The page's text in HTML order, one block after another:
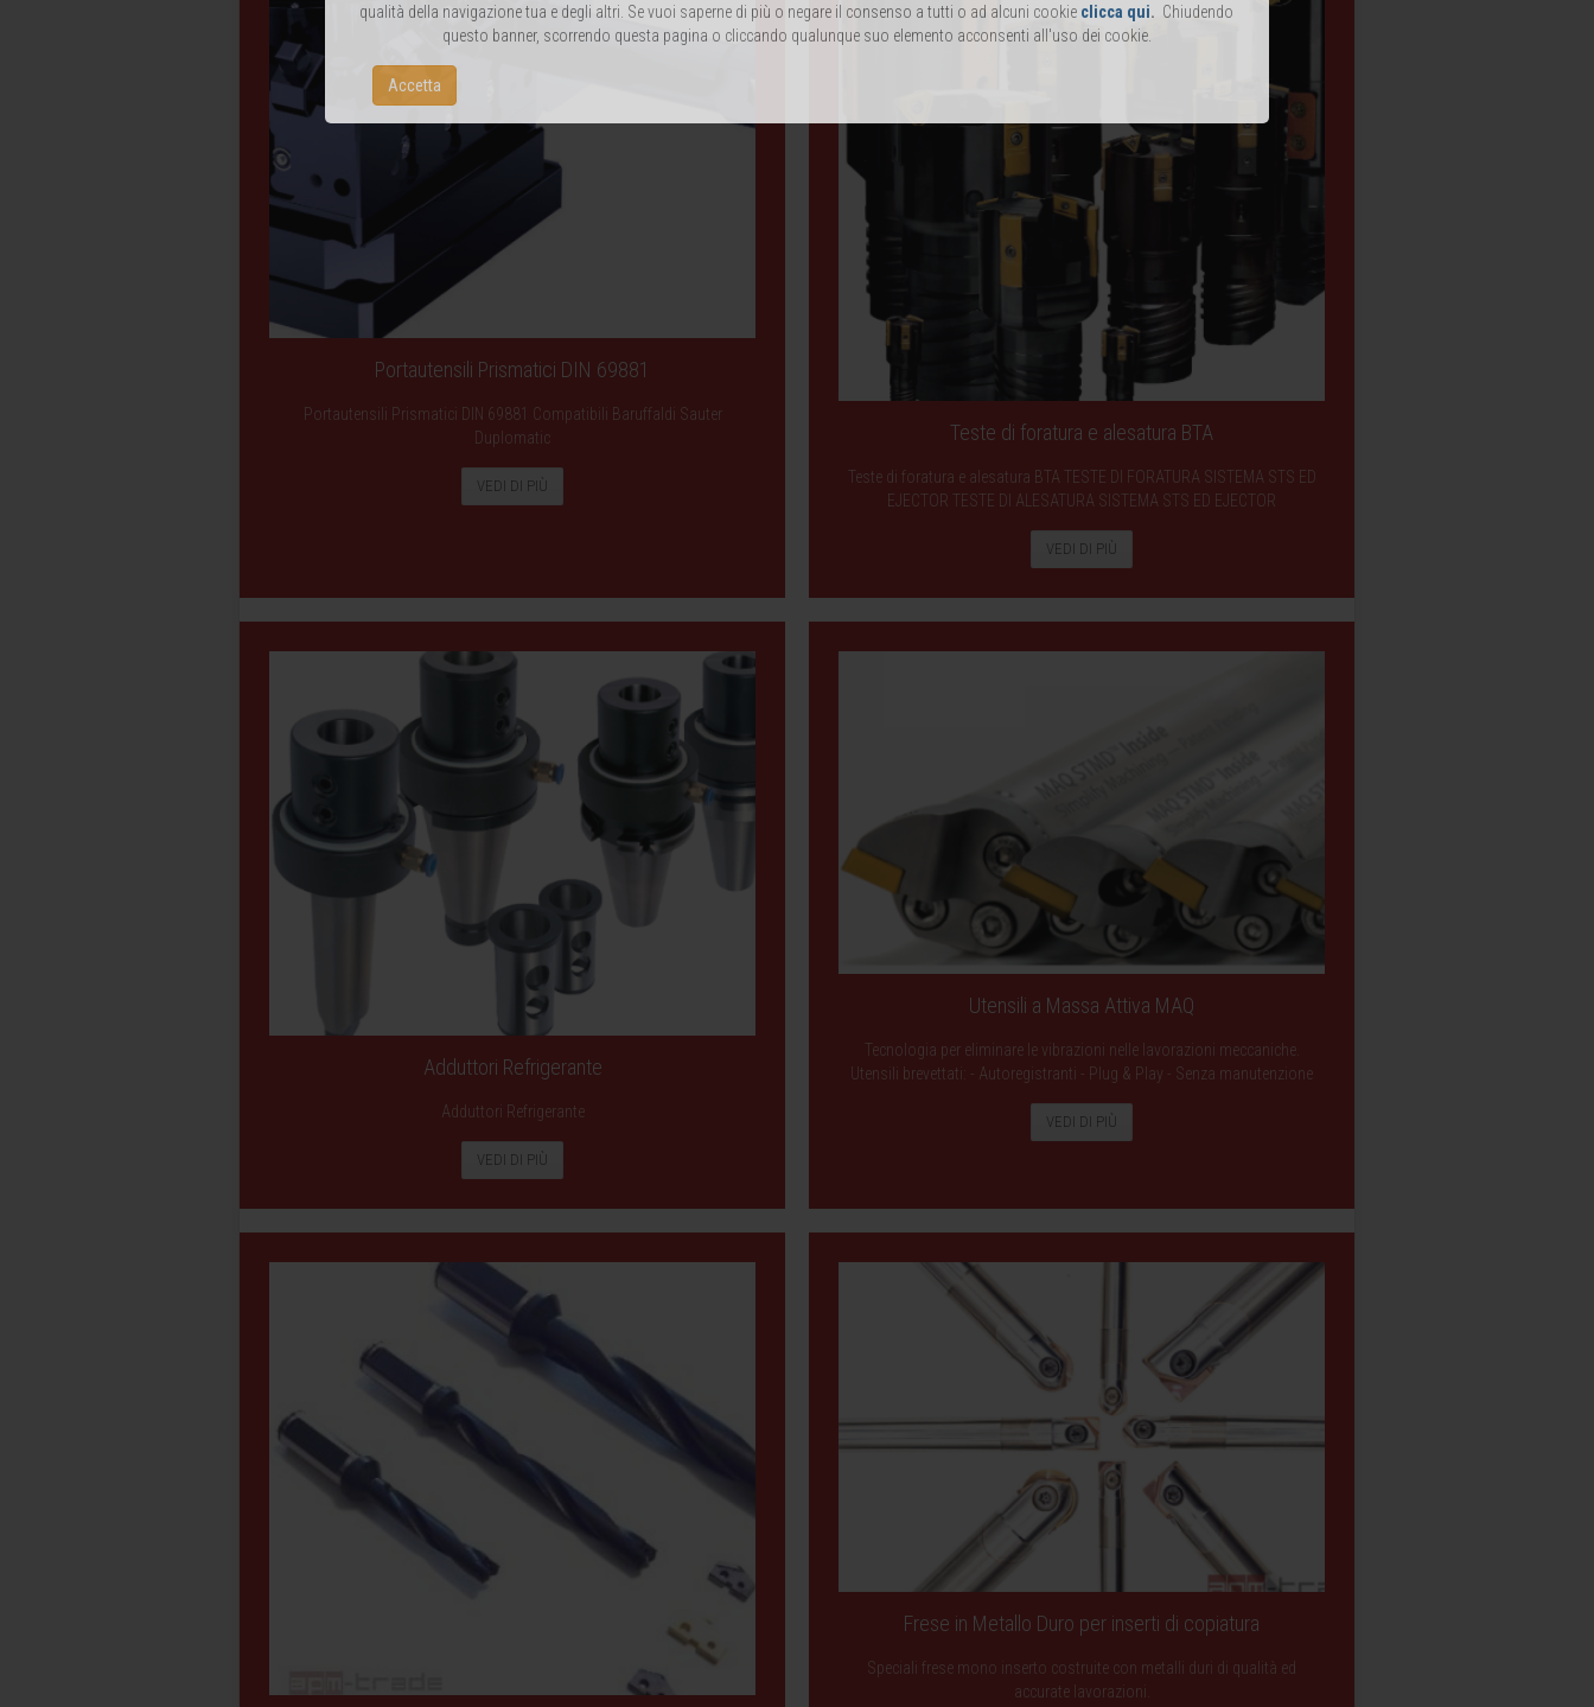
qualità della navigazione tua e degli altri. Se vuoi saperne di più o negare il consenso a tutti o ad alcuni cookie clicca qui. Chiudendo
questo banner, scorrendo questa pagina o cliccando qualunque suo elemento acconsenti all'uso dei cookie.
Accetta
Portautensili Prismatici DIN 69881
Portautensili Prismatici DIN 69881 Compatibili Baruffaldi Sauter
Duplomatic
VEDI DI PIÙ
Teste di foratura e alesatura BTA
Teste di foratura e alesatura BTA TESTE DI FORATURA SISTEMA STS ED
EJECTOR TESTE DI ALESATURA SISTEMA STS ED EJECTOR
VEDI DI PIÙ
Adduttori Refrigerante
Adduttori Refrigerante
VEDI DI PIÙ
Utensili a Massa Attiva MAQ
Tecnologia per eliminare le vibrazioni nelle lavorazioni meccaniche.
Utensili brevettati: - Autoregistranti - Plug & Play - Senza manutenzione
VEDI DI PIÙ
Frese in Metallo Duro per inserti di copiatura
Speciali frese mono inserto costruite con metalli duri di qualità ed
accurate lavorazioni.